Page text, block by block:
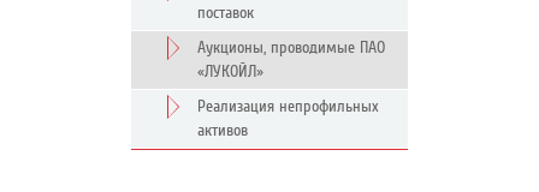
поставок
Аукционы, проводимые ПАО
«ЛУКОЙЛ»
Реализация непрофильных
активов